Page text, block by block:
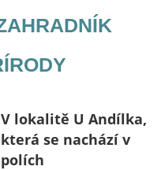
V lokalitě U Andílka,
která se nachází v
polích